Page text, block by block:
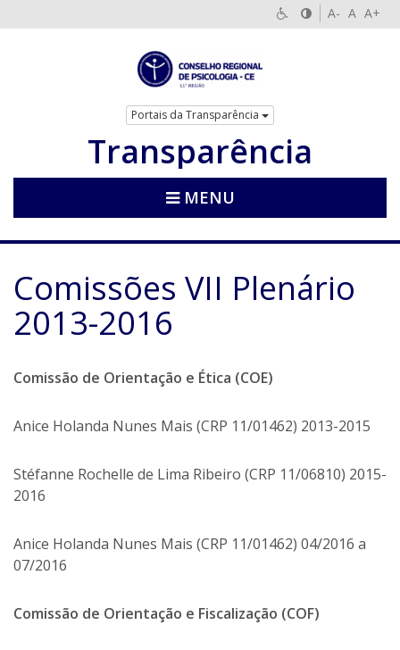
A- A A+
Portais da Transparência
Transparência
MENU
Comissões VII Plenário
2013-2016
Comissão de Orientação e Ética (COE)
Anice Holanda Nunes Mais (CRP 11/01462) 2013-2015
Stéfanne Rochelle de Lima Ribeiro (CRP 11/06810) 2015-
2016
Anice Holanda Nunes Mais (CRP 11/01462) 04/2016 a
07/2016
Comissão de Orientação e Fiscalização (COF)